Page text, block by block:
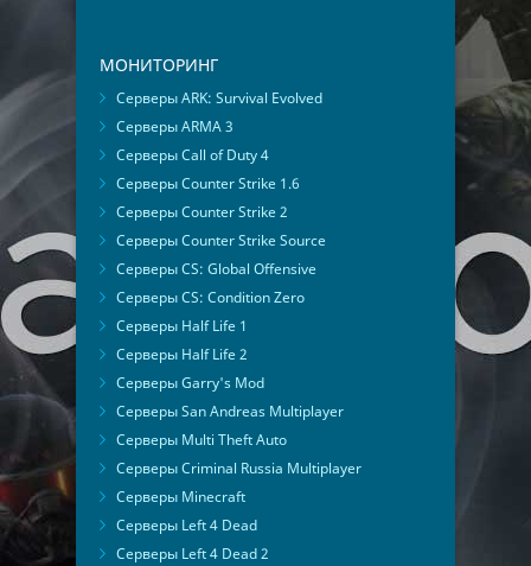
МОНИТОРИНГ
Серверы ARK: Survival Evolved
Серверы ARMA 3
Серверы Call of Duty 4
Серверы Counter Strike 1.6
Серверы Counter Strike 2
Серверы Counter Strike Source
Серверы CS: Global Offensive
Серверы CS: Condition Zero
Серверы Half Life 1
Серверы Half Life 2
Серверы Garry's Mod
Серверы San Andreas Multiplayer
Серверы Multi Theft Auto
Серверы Criminal Russia Multiplayer
Серверы Minecraft
Серверы Left 4 Dead
Серверы Left 4 Dead 2